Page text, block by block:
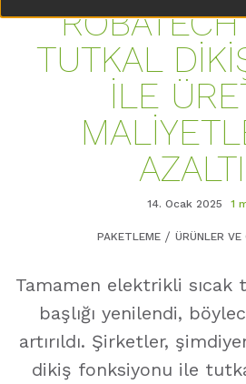
TUTKAL
ILE
14. Ocak 2025 1
PAKETLEME ÜRÜNLER VE
Tamamen elektrikli
başlığı yenilendi,
artırıldı. Şirketler,
dikiş fonksiyonu ile